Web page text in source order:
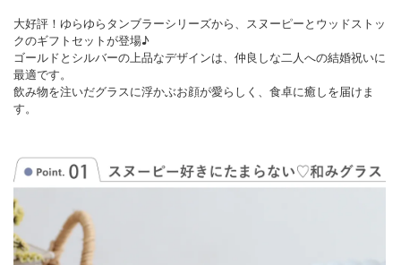
大好評！ゆらゆらタンブラーシリーズから、スヌーピーとウッドストッ
クのギフトセットが登場♪
ゴールドとシルバーの上品なデザインは、仲良しな二人への結婚祝いに
最適です。
飲み物を注いだグラスに浮かぶお顔が愛らしく、食卓に癒しを届けま
す。